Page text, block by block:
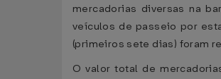
mercadorias diversas na
veículos de passeio por
(primeiros sete dias) foram
O valor total de